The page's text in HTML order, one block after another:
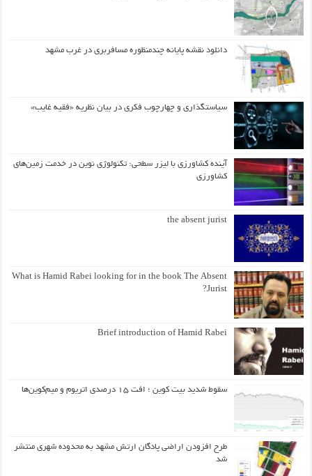
دانلود نقشه پایانه چندمنظوره مسافربری در غرب مشهد
سیاستگذاری و چهارچوب فکری در بیان نظریه «فقیه غایب»
آینده کشاورزی با لیزر سطحی: تکنولوژی نوین در خدمت زمین‌های
کشاورزی
the absent jurist
What is Hamid Rabei looking for in the book The Absent
Jurist?
Brief introduction of Hamid Rabei
سقوط شدید بیت کوین ؛ افت ۱۵ درصدی اتریوم و میم‌کوین‌ها
طرح افزودن اراضی پادگان ارتش مشهد به محدوده شهری منتشر
شد